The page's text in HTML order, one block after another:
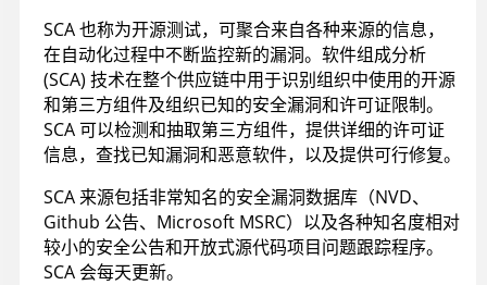
SCA 也称为开源测试，可聚合来自各种来源的信息，
在自动化过程中不断监控新的漏洞。软件组成分析
(SCA) 技术在整个供应链中用于识别组织中使用的开源
和第三方组件及组织已知的安全漏洞和许可证限制。
SCA 可以检测和抽取第三方组件，提供详细的许可证
信息，查找已知漏洞和恶意软件，以及提供可行修复。
SCA 来源包括非常知名的安全漏洞数据库（NVD、
Github 公告、Microsoft MSRC）以及各种知名度相对
较小的安全公告和开放式源代码项目问题跟踪程序。
SCA 会每天更新。